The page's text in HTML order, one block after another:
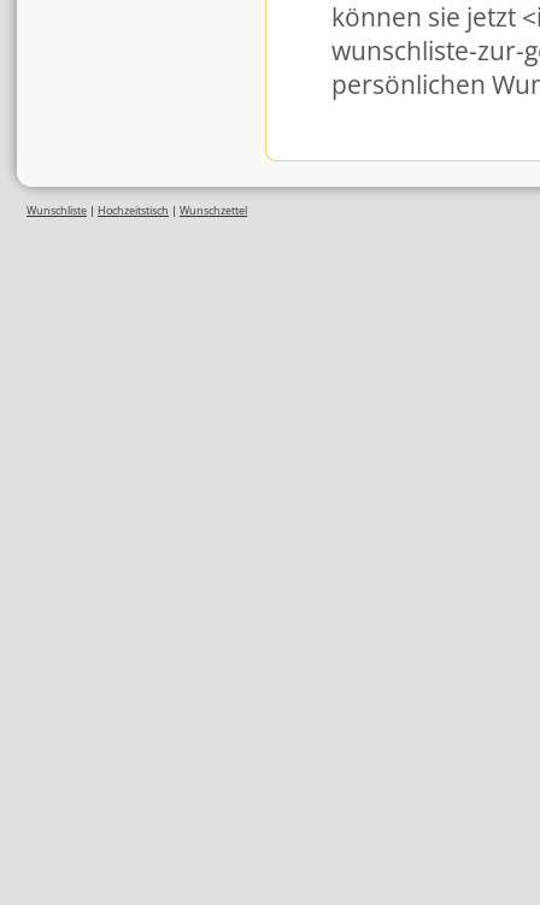
können sie jetzt
wunschliste-zur-
persönlichen
Wunschliste | Hochzeitstisch | Wunschzettel